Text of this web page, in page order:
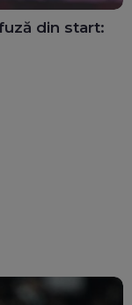
din start: